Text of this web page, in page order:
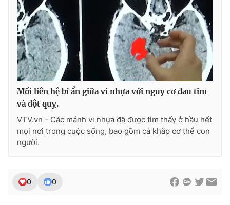
Mối liên hệ bí ẩn giữa vi nhựa với nguy cơ đau tim
và đột quỵ.
VTV.vn - Các mảnh vi nhựa đã được tìm thấy ở hầu hết
mọi nơi trong cuộc sống, bao gồm cả khắp cơ thể con
người.
0 0